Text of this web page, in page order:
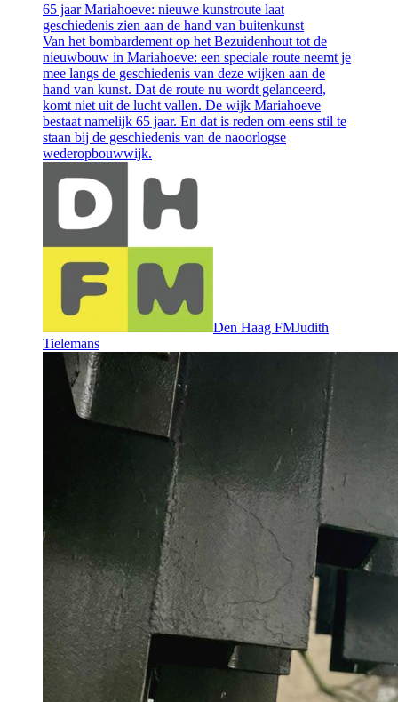
65 jaar Mariahoeve: nieuwe kunstroute laat
geschiedenis zien aan de hand van buitenkunst
Van het bombardement op het Bezuidenhout tot de
nieuwbouw in Mariahoeve: een speciale route neemt je
mee langs de geschiedenis van deze wijken aan de
hand van kunst. Dat de route nu wordt gelanceerd,
komt niet uit de lucht vallen. De wijk Mariahoeve
bestaat namelijk 65 jaar. En dat is reden om eens stil te
staan bij de geschiedenis van de naoorlogse
wederopbouwwijk.
Den Haag FMJudith
Tielemans